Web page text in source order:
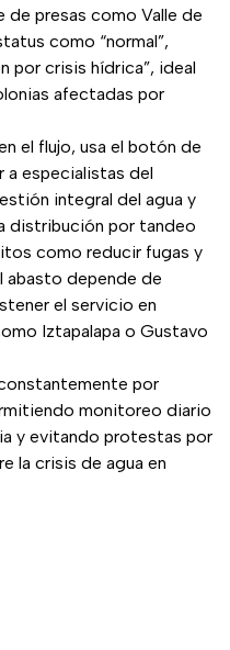
de presas como Valle de
como “normal”,
por crisis hídrica”, ideal
afectadas por
el flujo, usa el botón de
especialistas del
integral del agua y
distribución por tandeo
como reducir fugas y
abasto depende de
el servicio en
Iztapalapa o Gustavo
por
monitoreo diario
y evitando protestas por
la crisis de agua en